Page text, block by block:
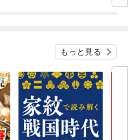
ぎ
もっと見る